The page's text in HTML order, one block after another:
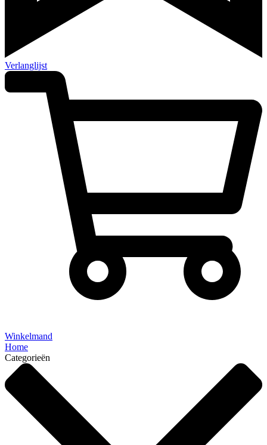
Verlanglijst
Winkelmand
Home
Categorieën